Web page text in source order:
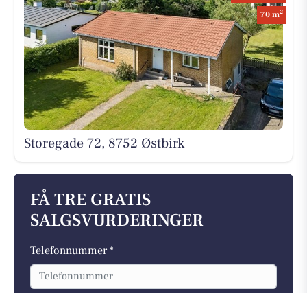
70 m2
Storegade 72, 8752 Østbirk
FÅ TRE GRATIS
SALGSVURDERINGER
Telefonnummer *